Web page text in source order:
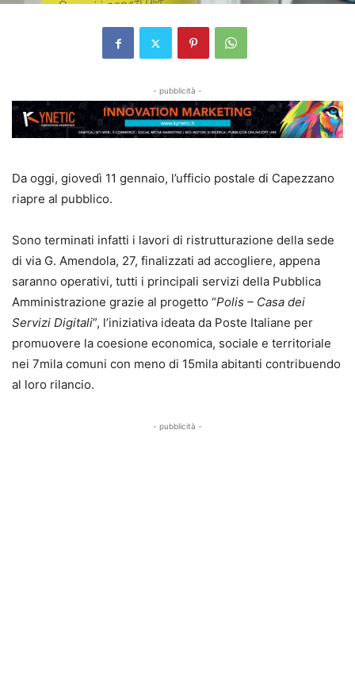
- pubblicità -
Da oggi, giovedì 11 gennaio, l’ufficio postale di Capezzano
riapre al pubblico.
Sono terminati infatti i lavori di ristrutturazione della sede
di via G. Amendola, 27, finalizzati ad accogliere, appena
saranno operativi, tutti i principali servizi della Pubblica
Amministrazione grazie al progetto “Polis – Casa dei
Servizi Digitali”, l’iniziativa ideata da Poste Italiane per
promuovere la coesione economica, sociale e territoriale
nei 7mila comuni con meno di 15mila abitanti contribuendo
al loro rilancio.
- pubblicità -